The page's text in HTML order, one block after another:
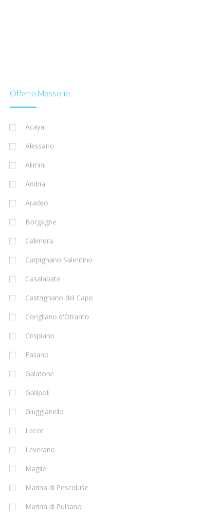
Offerte Masserie
Acaya
Alessano
Alimini
Andria
Aradeo
Borgagne
Calimera
Carpignano Salentino
Casalabate
Castrignano del Capo
Corigliano d'Otranto
Crispiano
Fasano
Galatone
Gallipoli
Giuggianello
Lecce
Leverano
Maglie
Marina di Pescoluse
Marina di Pulsano